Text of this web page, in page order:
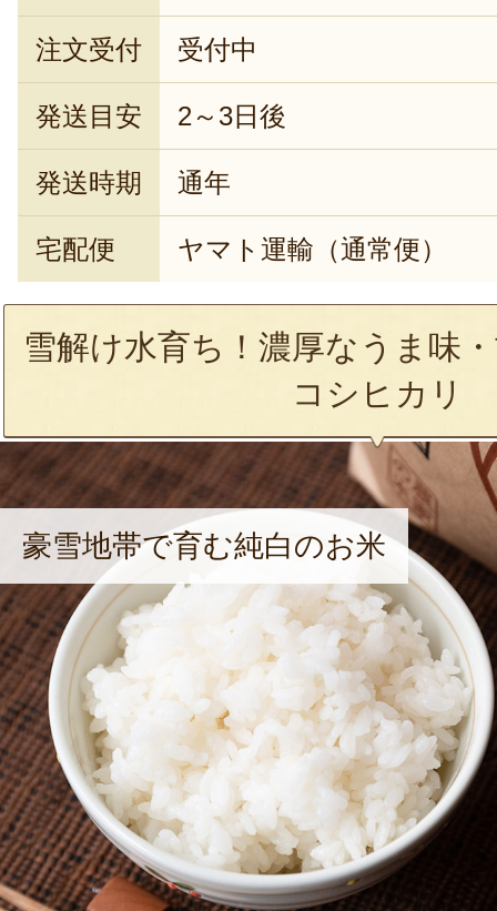
注文受付 受付中
発送目安 2～3日後
発送時期 通年
宅配便 ヤマト運輸（通常便）
雪解け水育ち！濃厚なうま味
コシヒカリ
豪雪地帯で育む純白のお米